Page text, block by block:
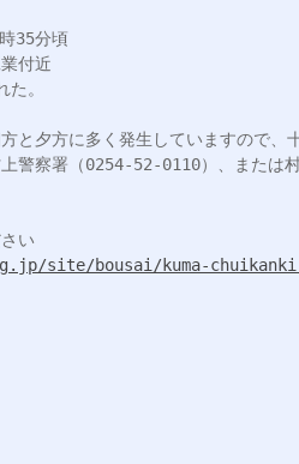
35分頃
付近
。
と夕方に多く発生していますので、
警察署（0254-52-0110）、または
site/bousai/kuma-